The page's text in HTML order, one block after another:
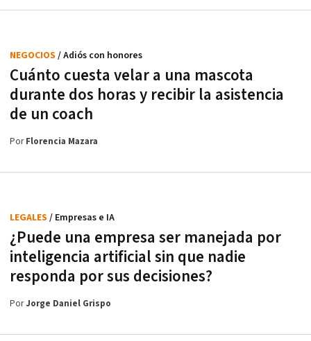
Cuánto cuesta velar a una mascota
durante dos horas y recibir la asistencia
de un coach
NEGOCIOS / Adiós con honores
PorFlorencia Mazara
¿Puede una empresa ser manejada por
inteligencia artificial sin que nadie
responda por sus decisiones?
LEGALES / Empresas e IA
PorJorge Daniel Grispo